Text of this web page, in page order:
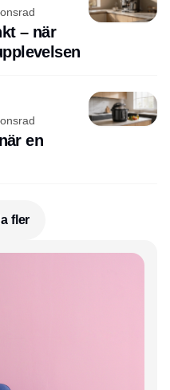
– när
en
fler